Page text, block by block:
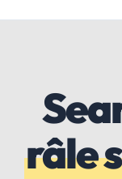
râle